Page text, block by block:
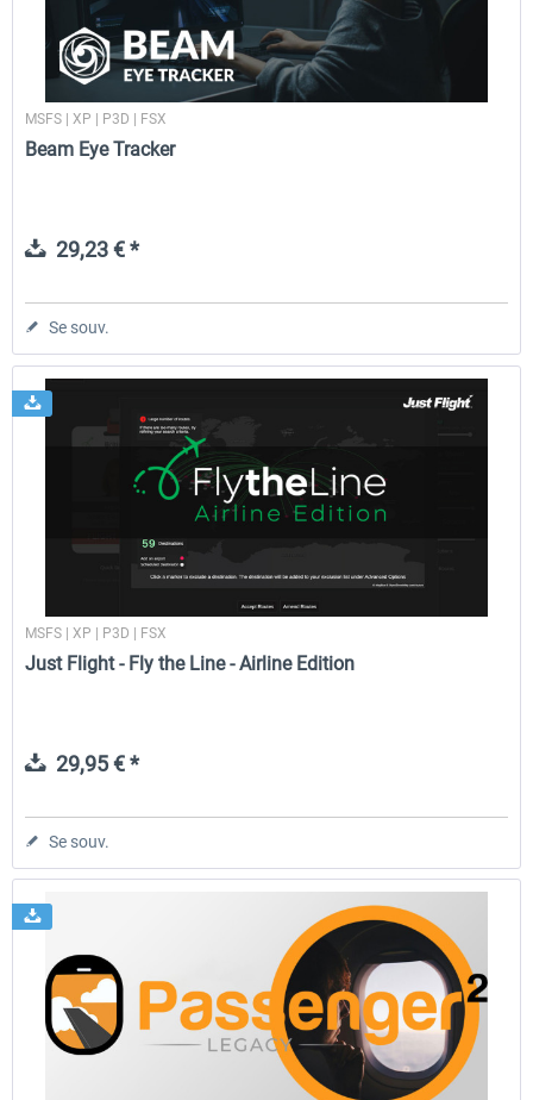
MSFS | XP | P3D | FSX
Beam Eye Tracker
29,23 € *
Se souv.
MSFS | XP | P3D | FSX
Just Flight - Fly the Line - Airline Edition
29,95 € *
Se souv.